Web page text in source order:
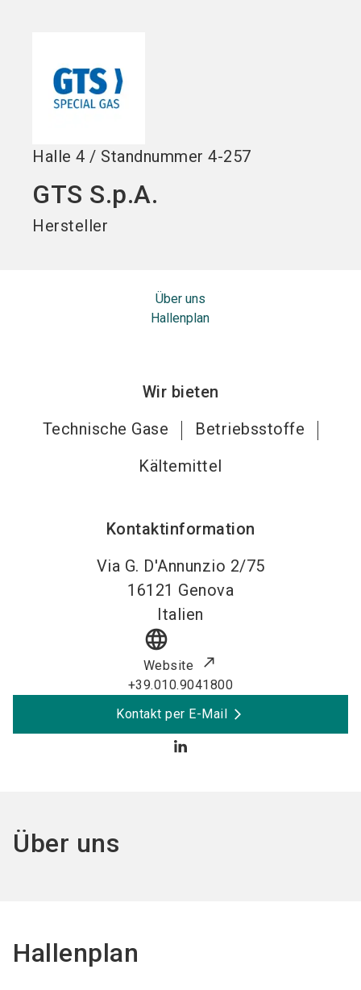
Halle 4 / Standnummer 4-257
GTS S.p.A.
Hersteller
Über uns
Hallenplan
Wir bieten
Technische Gase
Betriebsstoffe
Kältemittel
Kontaktinformation
Via G. D'Annunzio 2/75
16121 Genova
Italien
language
Website
+39.010.9041800
Kontakt per E-Mail
Über uns
Hallenplan